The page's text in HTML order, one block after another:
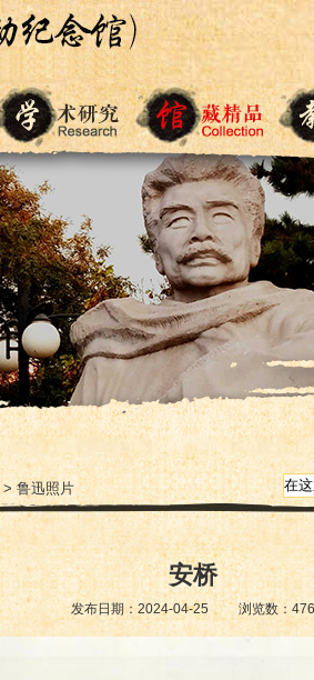
>鲁迅照片
安桥
发布日期：2024-04-25 浏览数： 476